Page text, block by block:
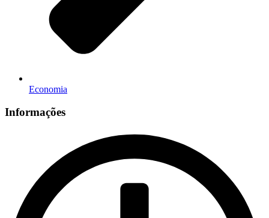
Economia
Informações